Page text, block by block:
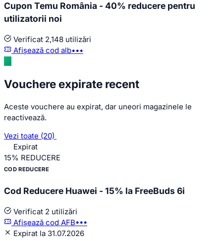
Cupon Temu România - 40% reducere pentru
utilizatorii noi
Verificat 2,148 utilizări
Afișează cod alb•••
Vouchere expirate recent
Aceste vouchere au expirat, dar uneori magazinele le
reactivează.
Vezi toate (20)
Expirat
15% REDUCERE
COD REDUCERE
Cod Reducere Huawei - 15% la FreeBuds 6i
Verificat 2 utilizări
Afișează cod AFB•••
Expirat la 31.07.2026